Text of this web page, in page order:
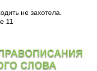
не захотела.
11